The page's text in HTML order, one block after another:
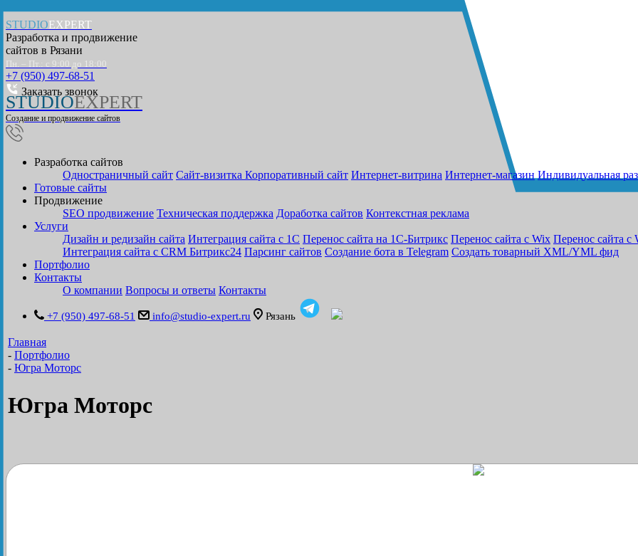
STUDIOEXPERT
Разработка и продвижение
сайтов в Рязани
Пн. – Пт.: с 9:00 до 18:00
+7 (950) 497-68-51
Заказать звонок
STUDIOEXPERT
Создание и продвижение сайтов
Разработка сайтов
Одностраничный сайт Cайт-визитка Корпоративный сайт Интернет-витрина Интернет-магазин Индивидуальная
Готовые сайты
Продвижение
SEO продвижение Техническая поддержка Доработка сайтов Контекстная реклама
Услуги
Дизайн и редизайн сайта Интеграция сайта с 1С Перенос сайта на 1С-Битрикс Перенос сайта с Wix Перенос сайта с
Интеграция сайта с CRM Битрикс24 Парсинг сайтов Создание бота в Telegram Создать товарный XML/YML фид
Портфолио
Контакты
О компании Вопросы и ответы Контакты
+7 (950) 497-68-51 info@studio-expert.ru Рязань
Главная
- Портфолио
- Югра Моторс
Югра Моторс